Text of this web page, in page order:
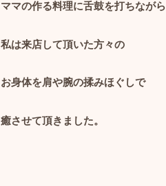
ママの作る料理に舌鼓を打ちながら
私は来店して頂いた方々の
お身体を肩や腕の揉みほぐしで
癒させて頂きました。